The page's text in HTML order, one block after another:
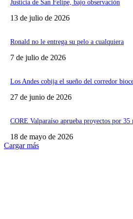
Justicia de San Felipe, bajo observación
13 de julio de 2026
Ronald no le entrega su pelo a cualquiera
7 de julio de 2026
Los Andes cobija el sueño del corredor
27 de junio de 2026
CORE Valparaíso aprueba proyectos por
18 de mayo de 2026
Cargar más